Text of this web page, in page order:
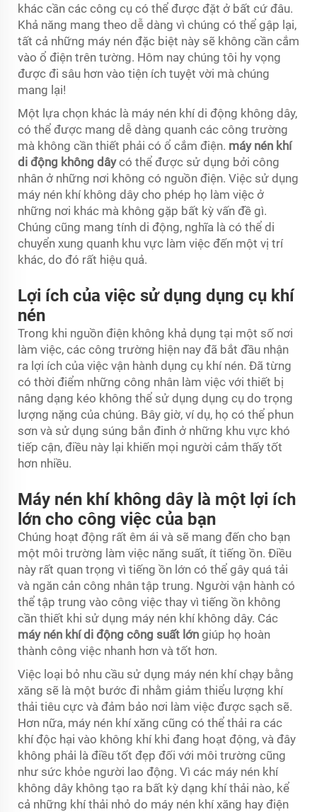
khác cần các công cụ có thể được đặt ở bất cứ đâu.
Khả năng mang theo dễ dàng vì chúng có thể gập lại,
tất cả những máy nén đặc biệt này sẽ không cần cắm
vào ổ điện trên tường. Hôm nay chúng tôi hy vọng
được đi sâu hơn vào tiện ích tuyệt vời mà chúng
mang lại!
Một lựa chọn khác là máy nén khí di động không dây,
có thể được mang dễ dàng quanh các công trường
mà không cần thiết phải có ổ cắm điện. máy nén khí
di động không dâycó thể được sử dụng bởi công
nhân ở những nơi không có nguồn điện. Việc sử dụng
máy nén khí không dây cho phép họ làm việc ở
những nơi khác mà không gặp bất kỳ vấn đề gì.
Chúng cũng mang tính di động, nghĩa là có thể di
chuyển xung quanh khu vực làm việc đến một vị trí
khác, do đó rất hiệu quả.
Lợi ích của việc sử dụng dụng cụ khí
nén
Trong khi nguồn điện không khả dụng tại một số nơi
làm việc, các công trường hiện nay đã bắt đầu nhận
ra lợi ích của việc vận hành dụng cụ khí nén. Đã từng
có thời điểm những công nhân làm việc với thiết bị
nâng dạng kéo không thể sử dụng dụng cụ do trọng
lượng nặng của chúng. Bây giờ, ví dụ, họ có thể phun
sơn và sử dụng súng bắn đinh ở những khu vực khó
tiếp cận, điều này lại khiến mọi người cảm thấy tốt
hơn nhiều.
Máy nén khí không dây là một lợi ích
lớn cho công việc của bạn
Chúng hoạt động rất êm ái và sẽ mang đến cho bạn
một môi trường làm việc năng suất, ít tiếng ồn. Điều
này rất quan trọng vì tiếng ồn lớn có thể gây quá tải
và ngăn cản công nhân tập trung. Người vận hành có
thể tập trung vào công việc thay vì tiếng ồn không
cần thiết khi sử dụng máy nén khí không dây. Các
máy nén khí di động công suất lớn giúp họ hoàn
thành công việc nhanh hơn và tốt hơn.
Việc loại bỏ nhu cầu sử dụng máy nén khí chạy bằng
xăng sẽ là một bước đi nhằm giảm thiểu lượng khí
thải tiêu cực và đảm bảo nơi làm việc được sạch sẽ.
Hơn nữa, máy nén khí xăng cũng có thể thải ra các
khí độc hại vào không khí khi đang hoạt động, và đây
không phải là điều tốt đẹp đối với môi trường cũng
như sức khỏe người lao động. Vì các máy nén khí
không dây không tạo ra bất kỳ dạng khí thải nào, kể
cả những khí thải nhỏ do máy nén khí xăng hay điện